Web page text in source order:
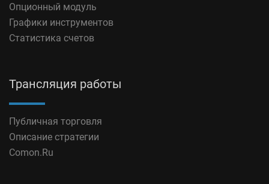
Опционный модуль
Графики инструментов
Статистика счетов
Трансляция работы
Публичная торговля
Описание стратегии
Comon.Ru